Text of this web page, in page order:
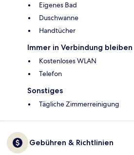
Eigenes Bad
Duschwanne
Handtücher
Immer in Verbindung bleiben
Kostenloses WLAN
Telefon
Sonstiges
Tägliche Zimmerreinigung
Gebühren & Richtlinien